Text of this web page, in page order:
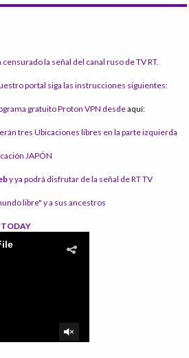
la señal del canal ruso de TV RT.
portal siga las instrucciones siguientes:
gratuito Proton VPN desdeaquí:
tres Ubicaciones libres en la parte izquierda
JAPÓN
y ya podrá disfrutar de la señal de RT TV
libre" y a sus ancestros
TODAY